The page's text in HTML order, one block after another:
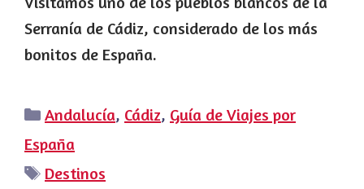
Serranía de Cádiz, considerado de los más
bonitos de España.
Categorías
Andalucía, Cádiz, Guía de Viajes por
España
Etiquetas
Destinos